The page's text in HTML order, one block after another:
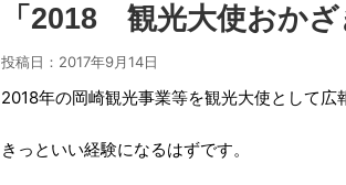
「2018 観光大使おか
投稿日： 2017年9月14日
2018年の岡崎観光事業等を観光大使として広
きっといい経験になるはずです。